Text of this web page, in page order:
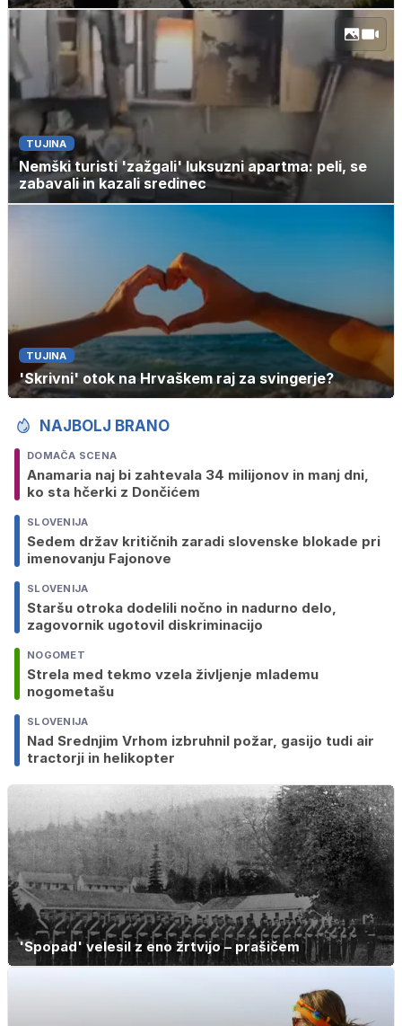
TUJINA
Nemški turisti 'zažgali' luksuzni apartma: peli, se
zabavali in kazali sredinec
TUJINA
'Skrivni' otok na Hrvaškem raj za svingerje?
NAJBOLJ BRANO
DOMAČA SCENA
Anamaria naj bi zahtevala 34 milijonov in manj dni,
ko sta hčerki z Dončićem
SLOVENIJA
Sedem držav kritičnih zaradi slovenske blokade pri
imenovanju Fajonove
SLOVENIJA
Staršu otroka dodelili nočno in nadurno delo,
zagovornik ugotovil diskriminacijo
NOGOMET
Strela med tekmo vzela življenje mlademu
nogometašu
SLOVENIJA
Nad Srednjim Vrhom izbruhnil požar, gasijo tudi air
tractorji in helikopter
'Spopad' velesil z eno žrtvijo – prašičem